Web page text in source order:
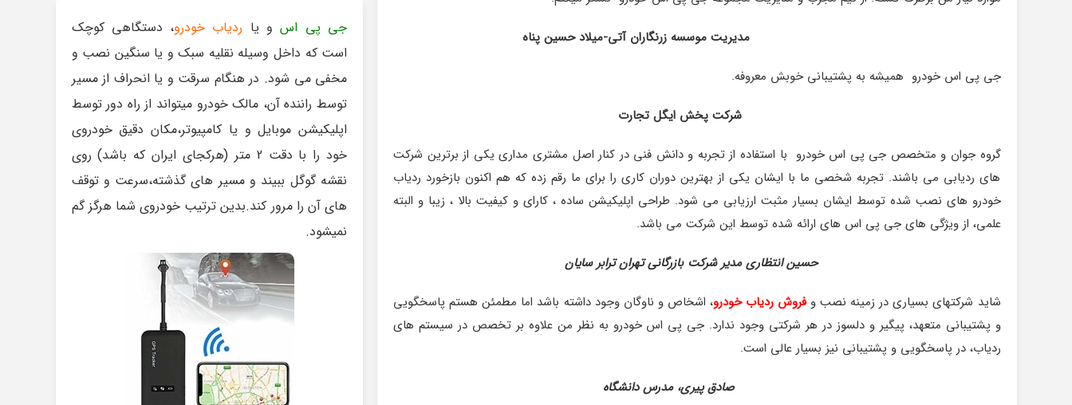
مدیریت موسسه زرنگاران آتی-میلاد حسین پناه
جی پی اس خودرو همیشه به پشتیبانی خوبش معروفه.
شرکت پخش ایگل تجارت
گروه جوان و متخصص جی پی اس خودرو با استفاده از تجربه و دانش فنی در کنار اصل مشتری مداری یکی از برترین شرکت
های ردیابی می باشند. تجربه شخصی ما با ایشان یکی از بهترین دوران کاری را برای ما رقم زده که هم اکنون بازخورد ردیاب
خودرو های نصب شده توسط ایشان بسیار مثبت ارزیابی می شود. طراحی اپلیکیشن ساده ، کارای و کیفیت بالا ، زیبا و البته
علمی، از ویژگی های جی پی اس های ارائه شده توسط این شرکت می باشد.
حسین انتظاری مدیر شرکت بازرگانی تهران ترابر سایان
شاید شرکتهای بسیاری در زمینه نصب وفروش ردیاب خودرو، اشخاص و ناوگان وجود داشته باشد اما مطمئن هستم پاسخگویی
و پشتیبانی متعهد، پیگیر و دلسوز در هر شرکتی وجود ندارد. جی پی اس خودرو به نظر من علاوه بر تخصص در سیستم های
ردیاب، در پاسخگویی و پشتیبانی نیز بسیار عالی است.
صادق پیری، مدرس دانشگاه
جی پی اسو یا ردیاب خودرو، دستگاهی کوچک
است که داخل وسیله نقلیه سبک و یا سنگین نصب و
مخفی می شود. در هنگام سرقت و یا انحراف از مسیر
توسط راننده آن، مالک خودرو میتواند از راه دور توسط
اپلیکیشن موبایل و یا کامپیوتر،مکان دقیق خودروی
خود را با دقت 2 متر (هرکجای ایران که باشد) روی
نقشه گوگل ببیند و مسیر های گذشته،سرعت و توقف
های آن را مرور کند.بدین ترتیب خودروی شما هرگز گم
نمیشود.